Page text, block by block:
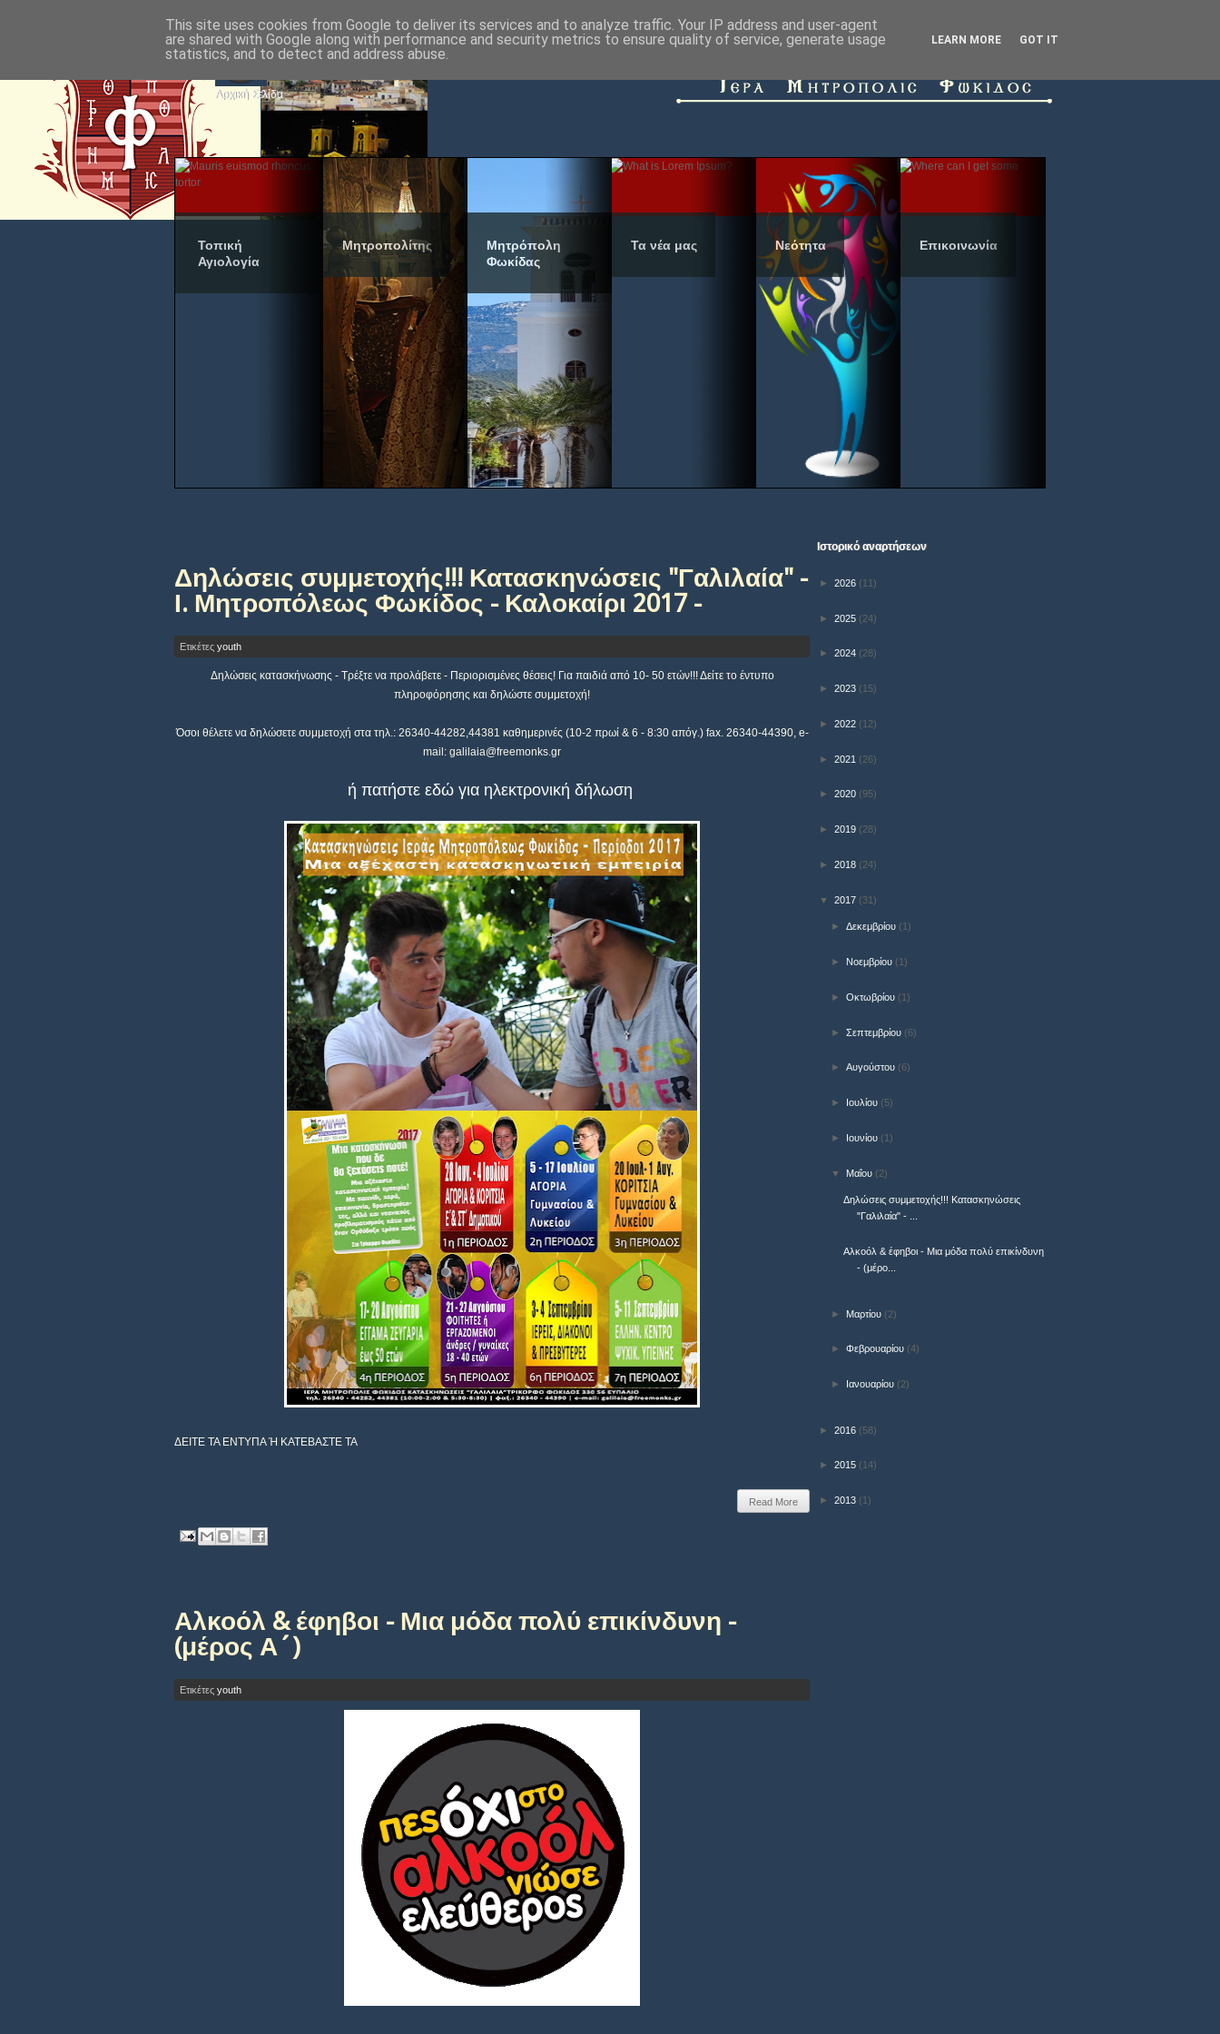
Αρχική Σελίδα
Τοπική
Αγιολογία
Μητροπολίτης
Μητρόπολη
Φωκίδας
Τα νέα μας Νεότητα Επικοινωνία
Δηλώσεις συμμετοχής!!! Κατασκηνώσεις "Γαλιλαία" -
Ι. Μητροπόλεως Φωκίδος - Καλοκαίρι 2017 -
Ετικέτες youth
Δηλώσεις κατασκήνωσης - Τρέξτε να προλάβετε - Περιορισμένες θέσεις! Για παιδιά από 10- 50 ετών!!! Δείτε το έντυπο
πληροφόρησης και δηλώστε συμμετοχή!
Όσοι θέλετε να δηλώσετε συμμετοχή στα τηλ.: 26340-44282,44381 καθημερινές (10-2 πρωί & 6 - 8:30 απόγ.) fax. 26340-44390, e-
mail: galilaia@freemonks.gr
ή πατήστε εδώ για ηλεκτρονική δήλωση
ΔΕΙΤΕ ΤΑ ΕΝΤΥΠΑ Ή ΚΑΤΕΒΑΣΤΕ ΤΑ
Read More
Αλκοόλ & έφηβοι - Μια μόδα πολύ επικίνδυνη -
(μέρος Α´)
Ετικέτες youth
Ιστορικό αναρτήσεων
► 2026 (11)
► 2025 (24)
► 2024 (28)
► 2023 (15)
► 2022 (12)
► 2021 (26)
► 2020 (95)
► 2019 (28)
► 2018 (24)
▼ 2017 (31)
►Δεκεμβρίου (1)
► Νοεμβρίου (1)
►Οκτωβρίου (1)
►Σεπτεμβρίου (6)
►Αυγούστου (6)
► Ιουλίου (5)
► Ιουνίου (1)
▼ Μαΐου (2)
Δηλώσεις συμμετοχής!!! Κατασκηνώσεις
"Γαλιλαία" - ...
Αλκοόλ & έφηβοι - Μια μόδα πολύ επικίνδυνη
- (μέρο...
► Μαρτίου (2)
►Φεβρουαρίου (4)
► Ιανουαρίου (2)
► 2016 (58)
► 2015 (14)
► 2013 (1)
This site uses cookies from Google to deliver its services and to analyze traffic. Your IP address and user-agent
are shared with Google along with performance and security metrics to ensure quality of service, generate usage
statistics, and to detect and address abuse.
LEARN MORE GOT IT